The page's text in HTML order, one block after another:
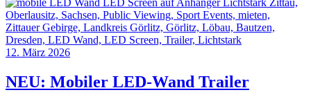
12. März 2026
NEU: Mobiler LED-Wand Trailer